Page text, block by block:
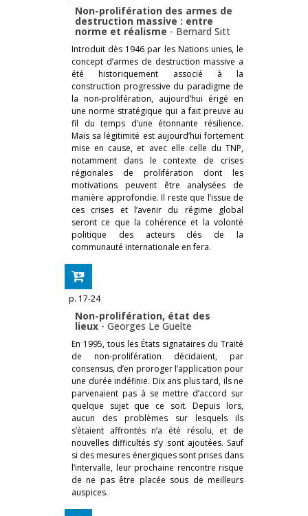
Non-prolifération des armes de
destruction massive : entre
norme et réalisme - Bernard Sitt
Introduit dès 1946 par les Nations unies, le
concept d’armes de destruction massive a
été historiquement associé à la
construction progressive du paradigme de
la non-prolifération, aujourd’hui érigé en
une norme stratégique qui a fait preuve au
fil du temps d’une étonnante résilience.
Mais sa légitimité est aujourd’hui fortement
mise en cause, et avec elle celle du TNP,
notamment dans le contexte de crises
régionales de prolifération dont les
motivations peuvent être analysées de
manière approfondie. Il reste que l’issue de
ces crises et l’avenir du régime global
seront ce que la cohérence et la volonté
politique des acteurs clés de la
communauté internationale en fera.
p. 17-24
Non-prolifération, état des
lieux- Georges Le Guelte
En 1995, tous les États signataires du Traité
de non-prolifération décidaient, par
consensus, d’en proroger l’application pour
une durée indéfinie. Dix ans plus tard, ils ne
parvenaient pas à se mettre d’accord sur
quelque sujet que ce soit. Depuis lors,
aucun des problèmes sur lesquels ils
s’étaient affrontés n’a été résolu, et de
nouvelles difficultés s’y sont ajoutées. Sauf
si des mesures énergiques sont prises dans
l’intervalle, leur prochaine rencontre risque
de ne pas être placée sous de meilleurs
auspices.